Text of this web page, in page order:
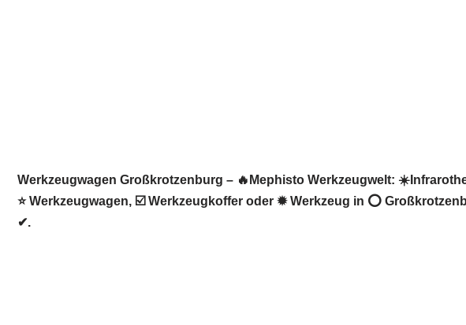
Werkzeugwagen Großkrotzenburg – 🔥Mephisto Werkzeugwelt:
⭐ Werkzeugwagen, ☑️ Werkzeugkoffer oder ✹ Werkzeug in ⭕
✔.